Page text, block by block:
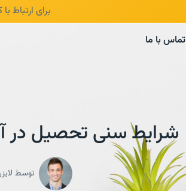
برای ارتباط
تماس با ما
شرایط سنی تحصیل در
توسط